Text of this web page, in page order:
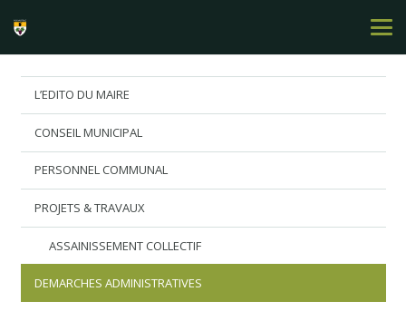
L’EDITO DU MAIRE
CONSEIL MUNICIPAL
PERSONNEL COMMUNAL
PROJETS & TRAVAUX
ASSAINISSEMENT COLLECTIF
DEMARCHES ADMINISTRATIVES